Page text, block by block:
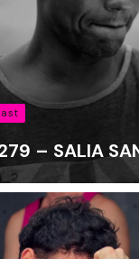
– SALIA